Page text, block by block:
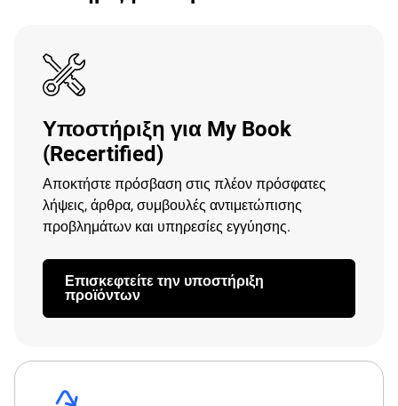
Υποστήριξη για My Book
(Recertified)
Αποκτήστε πρόσβαση στις πλέον πρόσφατες
λήψεις, άρθρα, συμβουλές αντιμετώπισης
προβλημάτων και υπηρεσίες εγγύησης.
Επισκεφτείτε την υποστήριξη
προϊόντων